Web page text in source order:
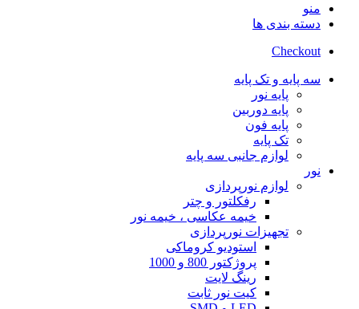
منو
دسته بندی ها
Checkout
سه پایه و تک پایه
پایه نور
پایه دوربین
پایه فون
تک پایه
لوازم جانبی سه پایه
نور
لوازم نورپردازی
رفکلتور و چتر
خیمه عکاسی ، خیمه نور
تجهیزات نورپردازی
استودیو کروماکی
پروژکتور 800 و 1000
رینگ لایت
کیت نور ثابت